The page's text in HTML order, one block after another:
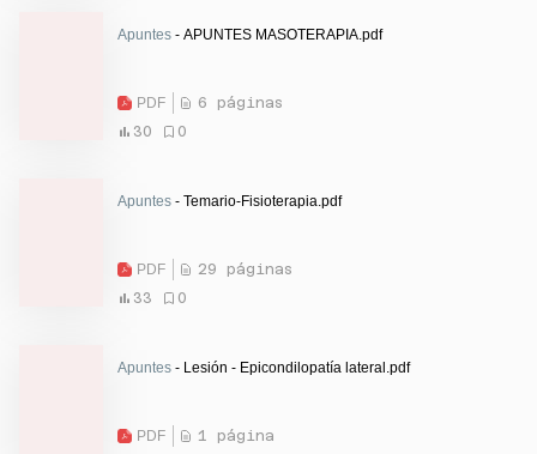
Apuntes - APUNTES MASOTERAPIA.pdf
PDF
6 páginas
30
0
Apuntes - Temario-Fisioterapia.pdf
PDF
29 páginas
33
0
Apuntes - Lesión - Epicondilopatía lateral.pdf
PDF
1 página